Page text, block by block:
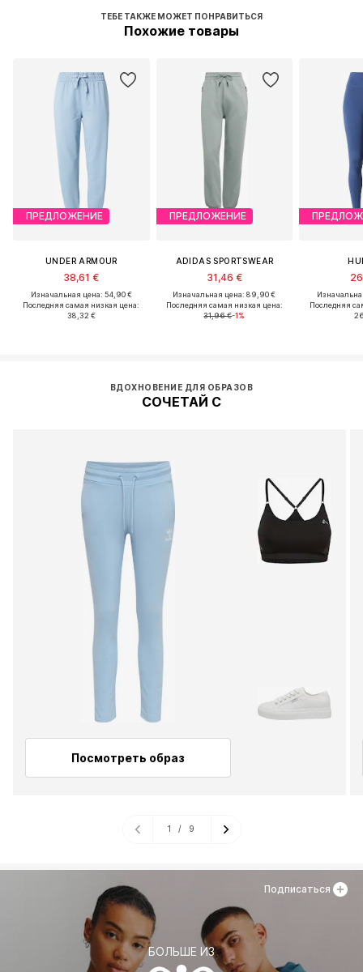
ТЕБЕ ТАКЖЕ МОЖЕТ ПОНРАВИТЬСЯ
Похожие товары
ПРЕДЛОЖЕНИЕ
UNDER ARMOUR
38,61 €
Изначальная цена: 54,90 €
Последняя самая низкая цена:
38,32 €
ПРЕДЛОЖЕНИЕ
ADIDAS SPORTSWEAR
31,46 €
Изначальная цена: 89,90 €
Последняя самая низкая цена:
31,96 €-1%
Последняя
ВДОХНОВЕНИЕ ДЛЯ ОБРАЗОВ
СОЧЕТАЙ С
Посмотреть образ
1 / 9
БОЛЬШЕ ИЗ
Подписаться